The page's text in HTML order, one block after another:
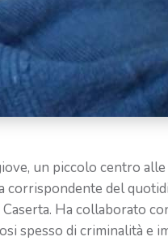
un piccolo centro
del
Ha collaborato
spesso di criminalità e